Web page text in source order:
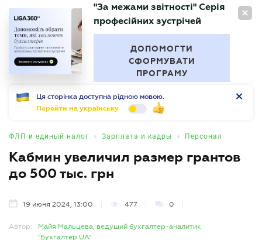
RU
БУХГАЛТЕР
"За межами звітності" Серія
професійних зустрічей
ДОПОМОГТИ
СФОРМУВАТИ
ПРОГРАМУ
Ця сторінка доступна рідною мовою.
Перейти на українську
ФЛП и единый налог • Зарплата и кадры • Персонал
Кабмин увеличил размер грантов
до 500 тыс. грн
19 июня 2024, 13:00 477 0
Автор:
Майя Мальцева, ведущий бухгалтер-аналитик
"Бухгалтер.UA"